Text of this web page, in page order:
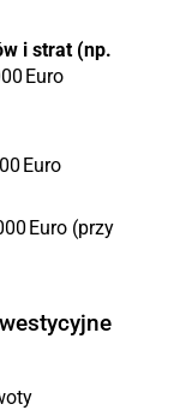
i strat (np.
Euro
Euro
Euro (przy